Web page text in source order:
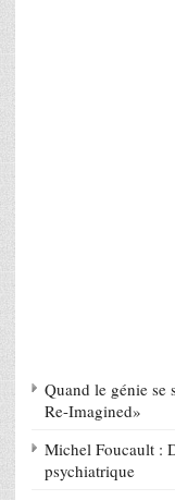
Quand le génie se
Re-Imagined»
Michel Foucault :
psychiatrique